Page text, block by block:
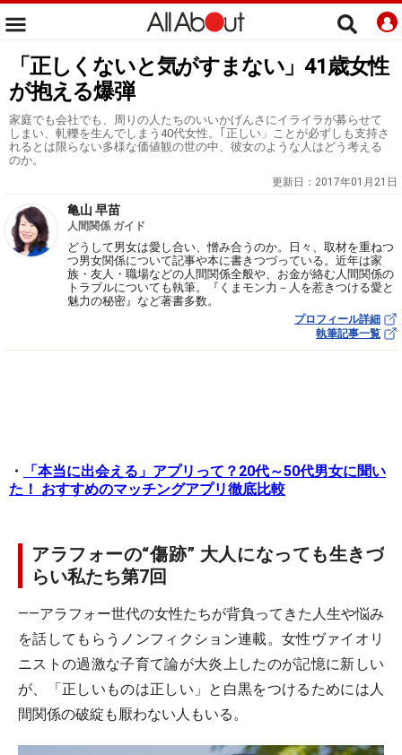
「正しくないと気がすまない」41歳女性
が抱える爆弾
家庭でも会社でも、周りの人たちのいいかげんさにイライラが募らせて
しまい、軋轢を生んでしまう40代女性。｢正しい」ことが必ずしも支持さ
れるとは限らない多様な価値観の世の中、彼女のような人はどう考える
のか。
更新日： 2017年01月21日
亀山 早苗
人間関係 ガイド
どうして男女は愛し合い、憎み合うのか。日々、取材を重ねつ
つ男女関係について記事や本に書きつづっている。近年は家
族・友人・職場などの人間関係全般や、お金が絡む人間関係の
トラブルについても執筆。『くまモン力－人を惹きつける愛と
魅力の秘密』など著書多数。
プロフィール詳細
執筆記事一覧
・
「本当に出会える」アプリって？20代～50代男女に聞い
た！ おすすめのマッチングアプリ徹底比較
アラフォーの“傷跡” 大人になっても生きづ
らい私たち第7回
――アラフォー世代の女性たちが背負ってきた人生や悩み
を話してもらうノンフィクション連載。女性ヴァイオリ
ニストの過激な子育て論が大炎上したのが記憶に新しい
が、「正しいものは正しい」と白黒をつけるためには人
間関係の破綻も厭わない人もいる。